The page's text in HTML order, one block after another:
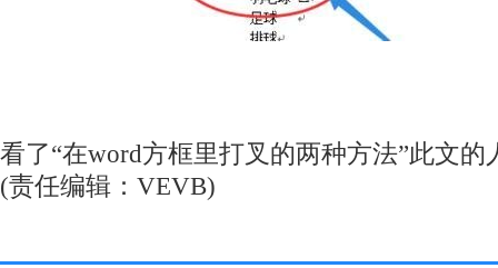
看了“在word方框里打叉的两种方法”此文的
(责任编辑：VEVB)